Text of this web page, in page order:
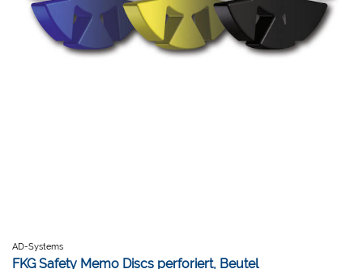
AD-Systems
FKG Safety Memo Discs perforiert, Beutel